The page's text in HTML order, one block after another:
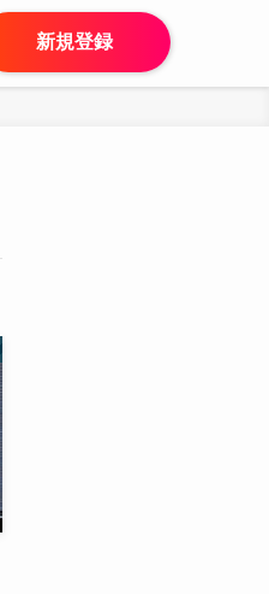
新規登録